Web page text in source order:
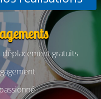
déplacement gratuits